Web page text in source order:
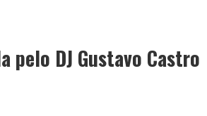
pelo DJ Gustavo Castro